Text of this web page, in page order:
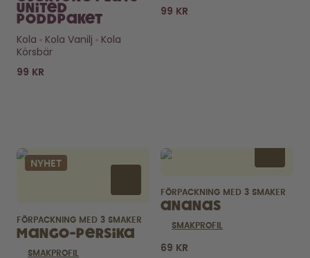
poddarna?
Hur länge räcker de? Vad är
KOLLA HÄR
United
Poddpaket
Kola
Kola Vanilj
Kola
Körsbär
99 KR
99 KR
NYHET
FÖRPACKNING MED 3 SMAKER
Mango-Persika
SMAKPROFIL
FÖRPACKNING MED 3 SMAKER
Ananas
SMAKPROFIL
69 KR